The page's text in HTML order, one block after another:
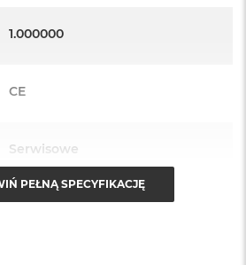
1.000000
CE
Serwisowe
PEŁNĄ SPECYFIKACJĘ